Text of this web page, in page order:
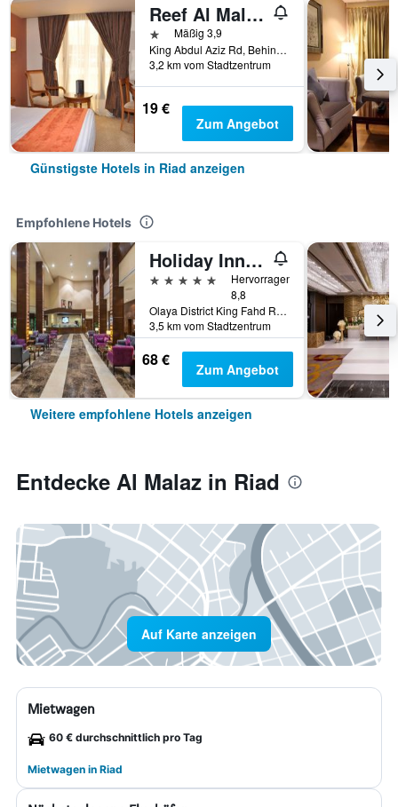
Reef Al Malaz Hotel International
1 SternMäßig 3,9
King Abdul Aziz Rd, Behind Samba Bank Head Office PO Box 5417, Riad, Saudi-Arabien
3,2 km vom Stadtzentrum
19 €
Zum Angebot
Günstigste Hotels in Riad anzeigen
Empfohlene Hotels
Holiday Inn Riyadh - Al Qasr By IHG
5 Sterne
Hervorragend
8,8
Olaya District King Fahd Road, Riad, Saudi-Arabien
3,5 km vom Stadtzentrum
68 € Zum Angebot
Weitere empfohlene Hotels anzeigen
Entdecke Al Malaz in Riad
Auf Karte anzeigen
Mietwagen
60 € durchschnittlich pro Tag
Mietwagen in Riad